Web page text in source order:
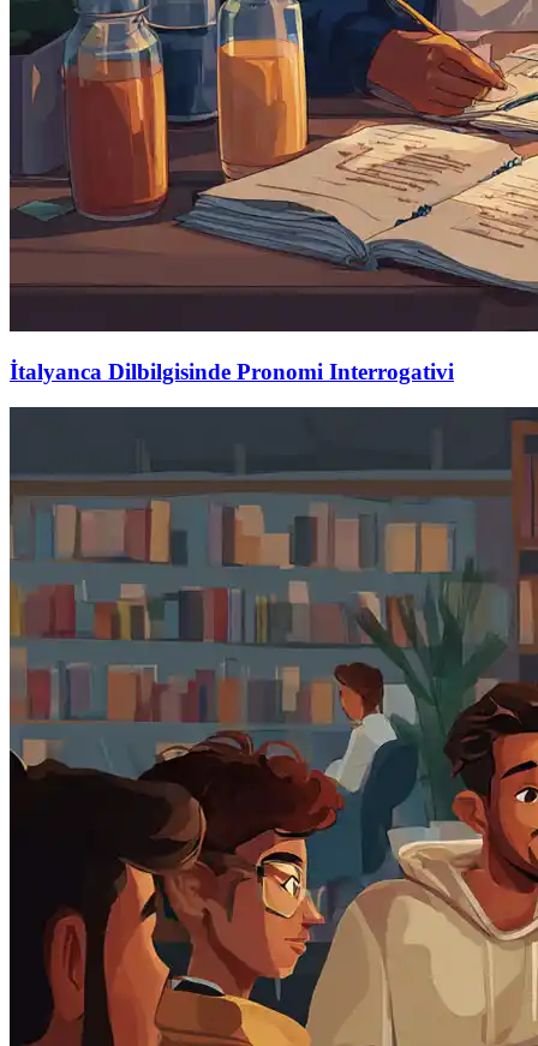
İtalyanca Dilbilgisinde Pronomi Interrogativi